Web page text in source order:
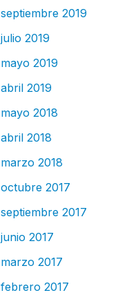
septiembre 2019
julio 2019
mayo 2019
abril 2019
mayo 2018
abril 2018
marzo 2018
octubre 2017
septiembre 2017
junio 2017
marzo 2017
febrero 2017